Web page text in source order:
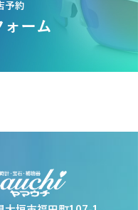
予約
ォーム